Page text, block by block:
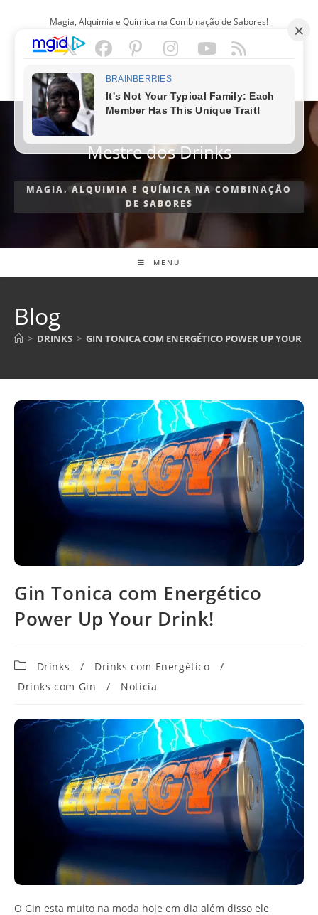
Magia, Alquimia e Química na Combinação de Sabores!
PORTUGUÊS
Mestre dos Drinks
MAGIA, ALQUIMIA E QUÍMICA NA COMBINAÇÃO
DE SABORES
MENU
Blog
> DRINKS > GIN TONICA COM ENERGÉTICO POWER UP YOUR
Gin Tonica com Energético
Power Up Your Drink!
Categoria
post:
Drinks / Drinks com Energético
/
Drinks com Gin
/ Noticia
O Gin esta muito na moda hoje em dia além disso ele